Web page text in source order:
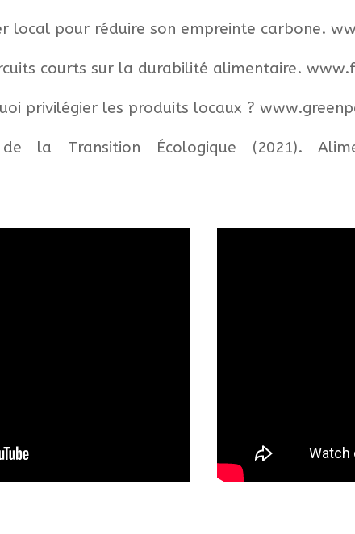
local pour réduire son empreinte carbone.
courts sur la durabilité alimentaire.
privilégier les produits locaux ?
la Transition Écologique (2021).